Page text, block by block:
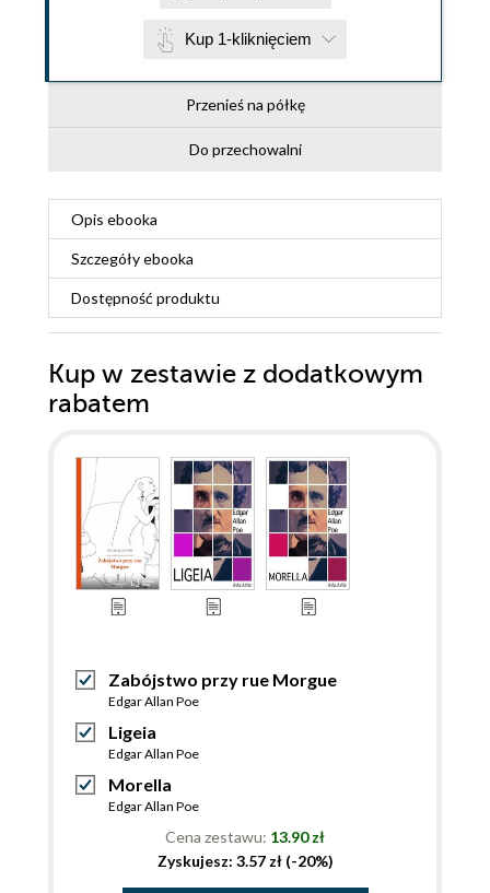
Kup 1-kliknięciem
Przenieś na półkę
Do przechowalni
Opis ebooka
Szczegółyebooka
Dostępność produktu
Kup w zestawie z dodatkowym
rabatem
Zabójstwo przy rue Morgue
Edgar Allan Poe
Ligeia
Edgar Allan Poe
Morella
Edgar Allan Poe
Cena zestawu: 13.90 zł
Zyskujesz: 3.57 zł (-20%)